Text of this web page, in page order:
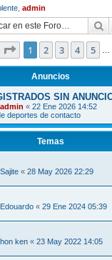
admin
Página de 24
1 2 3 4 5
Anuncios
SIN
admin « 22 Ene 2026 14:52
deportes de contacto
Temas
Sajite « 28 May 2026 22:29
Edouardo « 29 Ene 2024 05:39
hon ken « 23 May 2022 14:05